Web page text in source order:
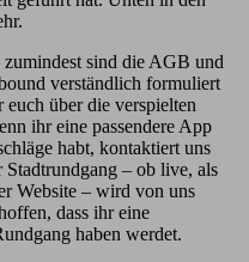
sind die AGB und
verständlich formuliert
über die verspielten
ihr eine passendere App
habt, kontaktiert uns
– ob live, als
Website – wird von uns
dass ihr eine
haben werdet.